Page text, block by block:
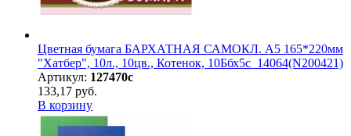
Цветная бумага БАРХАТНАЯ САМОКЛ. А5 165*220мм
"Хатбер", 10л., 10цв., Котенок, 10Ббх5с_14064(N200421)
Артикул: 127470с
133,17 руб.
В корзину